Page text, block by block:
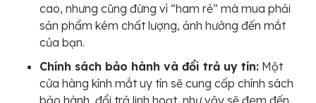
cao, nhưng cũng đừng vì “ham rẻ” mà mua phải
sản phẩm kém chất lượng, ảnh hưởng đến mắt
của bạn.
Chính sách bảo hành và đổi trả uy tín: Một
cửa hàng kính mắt uy tín sẽ cung cấp chính sách
bảo hành, đổi trả linh hoạt, như vậy sẽ đem đến